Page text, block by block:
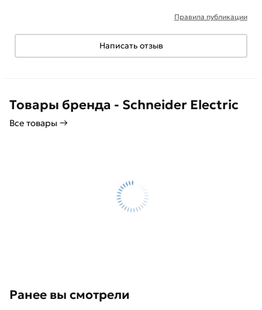
Правила публикации
Написать отзыв
Товары бренда - Schneider Electric
Все товары →
Ранее вы смотрели